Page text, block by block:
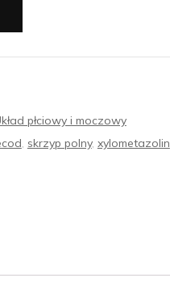
płciowy i moczowy
, skrzyp polny, xylometazolin